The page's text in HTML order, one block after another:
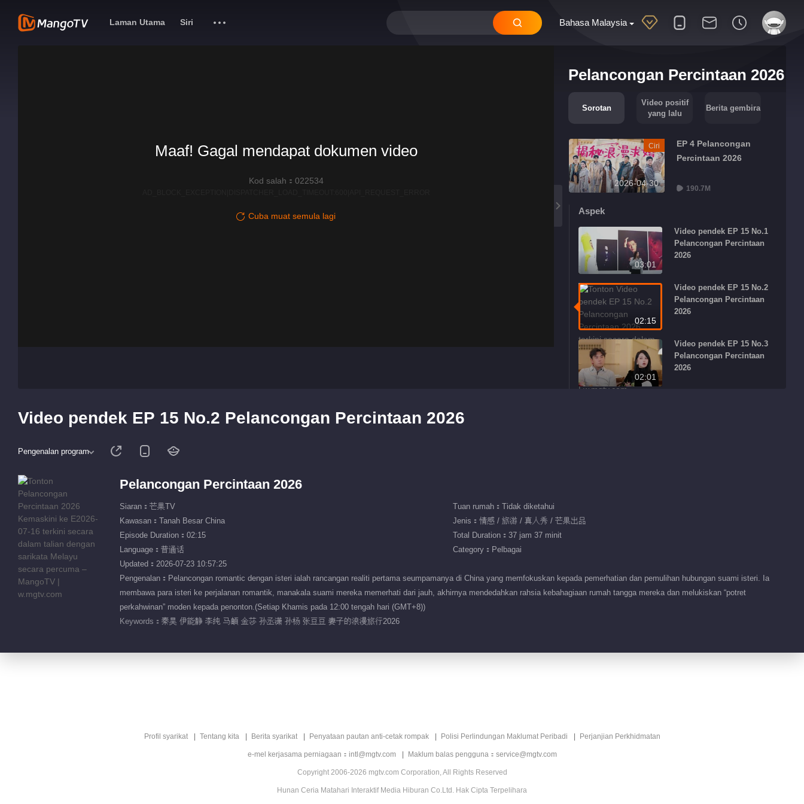
Bahasa Malaysia
Laman Utama Siri
Pelancongan Percintaan 2026
Sorotan
Video positif
yang lalu
Berita gembira
2026-04-30
Ciri
EP 4 Pelancongan
Percintaan 2026
190.7M
Aspek
03:01
Video pendek EP 15 No.1
Pelancongan Percintaan
2026
02:15
Video pendek EP 15 No.2
Pelancongan Percintaan
2026
02:01
Video pendek EP 15 No.3
Pelancongan Percintaan
2026
Maaf! Gagal mendapat dokumen video
Kod salah：022534
Cuba muat semula lagi
Video pendek EP 15 No.2 Pelancongan Percintaan 2026
Pengenalan program
Pelancongan Percintaan 2026
Siaran：芒果TV
Tuan rumah：Tidak diketahui
Kawasan：Tanah Besar China
Jenis：情感 / 旅游 / 真人秀 / 芒果出品
Episode Duration：02:15
Total Duration：37 jam 37 minit
Language：普通话
Category：Pelbagai
Updated：2026-07-23 10:57:25
Pengenalan：Pelancongan romantic dengan isteri ialah rancangan realiti pertama seumpamanya di China yang memfokuskan kepada pemerhatian dan pemulihan hubungan suami isteri. Ia
membawa para isteri ke perjalanan romantik, manakala suami mereka memerhati dari jauh, akhirnya mendedahkan rahsia kebahagiaan rumah tangga mereka dan melukiskan “potret
perkahwinan” moden kepada penonton.(Setiap Khamis pada 12:00 tengah hari (GMT+8))
Keywords： 秦昊 伊能静 李纯 马頔 金莎 孙丞潇 孙杨 张豆豆 妻子的浪漫旅行2026
Profil syarikat Tentang kita Berita syarikat Penyataan pautan anti-cetak rompak Polisi Perlindungan Maklumat Peribadi Perjanjian Perkhidmatan
e-mel kerjasama perniagaan：intl@mgtv.com Maklum balas pengguna：service@mgtv.com
Copyright 2006-2026 mgtv.com Corporation, All Rights Reserved
Hunan Ceria Matahari Interaktif Media Hiburan Co.Ltd. Hak Cipta Terpelihara